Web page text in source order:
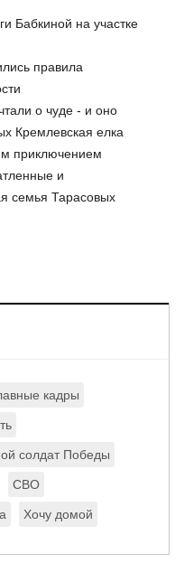
Бабкиной на участке
правила
о чуде - и оно
Кремлевская елка
приключением
и
семья Тарасовых
кадры
солдат Победы
СВО
Хочу домой